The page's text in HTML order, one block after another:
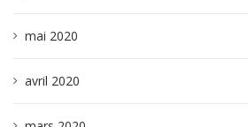
mai 2020
avril 2020